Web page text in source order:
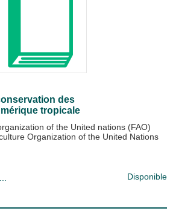
des
tropicale
of the United nations (FAO)
Organization of the United Nations
Disponible